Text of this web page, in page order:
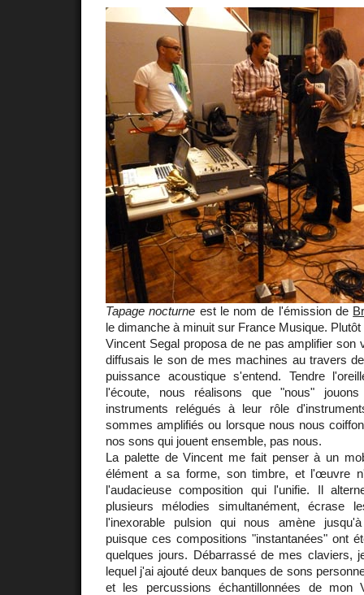
Tapage nocturne est le nom de l'émission de
le dimanche à minuit sur France Musique.
Vincent Segal proposa de ne pas amplifier son
diffusais le son de mes machines au travers
puissance acoustique s'entend. Tendre
l'écoute, nous réalisons que "nous"
instruments relégués à leur rôle
sommes amplifiés ou lorsque nous nous
nos sons qui jouent ensemble, pas nous.
La palette de Vincent me fait penser à un
élément a sa forme, son timbre, et l'œuvre
l'audacieuse composition qui l'unifie. Il
plusieurs mélodies simultanément, écrase
l'inexorable pulsion qui nous amène
puisque ces compositions "instantanées" ont
quelques jours. Débarrassé de mes claviers,
lequel j'ai ajouté deux banques de sons
et les percussions échantillonnées de